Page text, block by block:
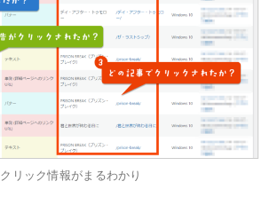
クリック情報がまるわかり